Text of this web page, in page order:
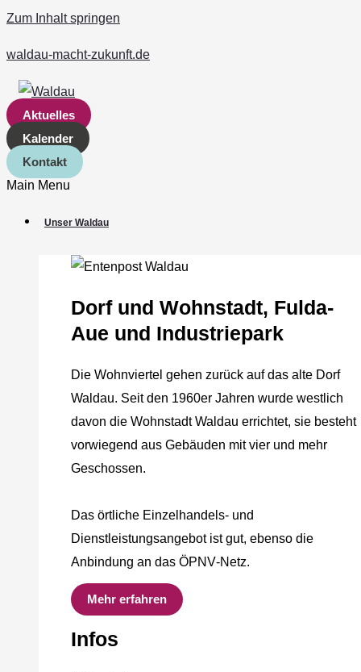
Zum Inhalt springen
waldau-macht-zukunft.de
Aktuelles
Kalender
Kontakt
Main Menu
Unser Waldau
Dorf und Wohnstadt, Fulda‐
Aue und Industriepark
Die Wohnviertel gehen zurück auf das alte Dorf
Waldau. Seit den 1960er Jahren wurde westlich
davon die Wohnstadt Waldau errichtet, sie besteht
vorwiegend aus Gebäuden mit vier und mehr
Geschossen.
Das örtliche Einzelhandels‐ und
Dienstleistungsangebot ist gut, ebenso die
Anbindung an das ÖPNV‐Netz.
Mehr erfahren
Infos